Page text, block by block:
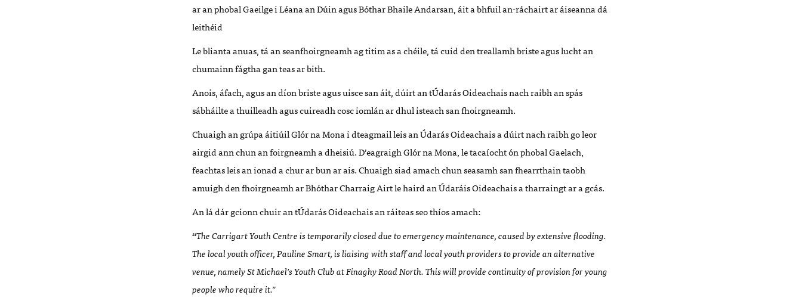
ar an phobal Gaeilge i Léana an Dúin agus Bóthar Bhaile Andarsan, áit a bhfuil an-ráchairt ar áiseanna dá
leithéid
Le blianta anuas, tá an seanfhoirgneamh ag titim as a chéile, tá cuid den treallamh briste agus lucht an
chumainn fágtha gan teas ar bith.
Anois, áfach, agus an díon briste agus uisce san áit, dúirt an tÚdarás Oideachais nach raibh an spás
sábháilte a thuilleadh agus cuireadh cosc iomlán ar dhul isteach san fhoirgneamh.
Chuaigh an grúpa áitiúil Glór na Mona i dteagmail leis an Údarás Oideachais a dúirt nach raibh go leor
airgid ann chun an foirgneamh a dheisiú. D’eagraigh Glór na Mona, le tacaíocht ón phobal Gaelach,
feachtas leis an ionad a chur ar bun ar ais. Chuaigh siad amach chun seasamh san fhearrthain taobh
amuigh den fhoirgneamh ar Bhóthar Charraig Airt le haird an Údaráis Oideachais a tharraingt ar a gcás.
An lá dár gcionn chuir an tÚdarás Oideachais an ráiteas seo thíos amach:
“The Carrigart Youth Centre is temporarily closed due to emergency maintenance, caused by extensive flooding.
The local youth officer, Pauline Smart, is liaising with staff and local youth providers to provide an alternative
venue, namely St Michael’s Youth Club at Finaghy Road North. This will provide continuity of provision for young
people who require it.”